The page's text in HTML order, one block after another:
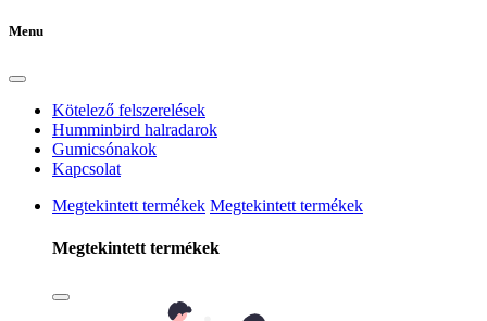
Menu
Kötelező felszerelések
Humminbird halradarok
Gumicsónakok
Kapcsolat
Megtekintett termékek Megtekintett termékek
Megtekintett termékek